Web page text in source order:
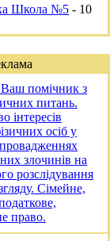
Школа №5 - 10
помічник з
питань.
інтересів
осіб у
злочинів на
розслідування
Сімейне,
право.